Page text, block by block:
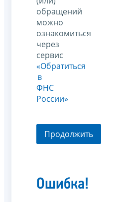
обращений
можно
ознакомиться
через
сервис
«Обратиться
в
ФНС
России»
Продолжить
Ошибка!